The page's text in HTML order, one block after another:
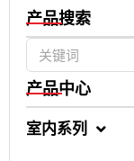
产品搜索
产品中心
室内系列